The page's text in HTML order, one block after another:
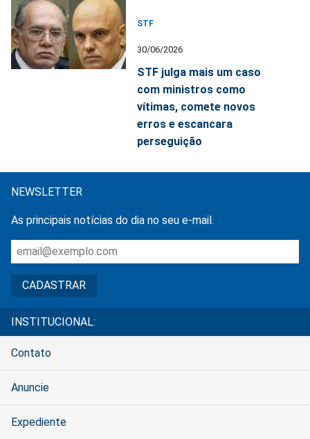
STF
30/06/2026
STF julga mais um caso
com ministros como
vítimas, comete novos
erros e escancara
perseguição
NEWSLETTER
As principais notícias do dia no seu e-mail.
INSTITUCIONAL:
Contato
Anuncie
Expediente